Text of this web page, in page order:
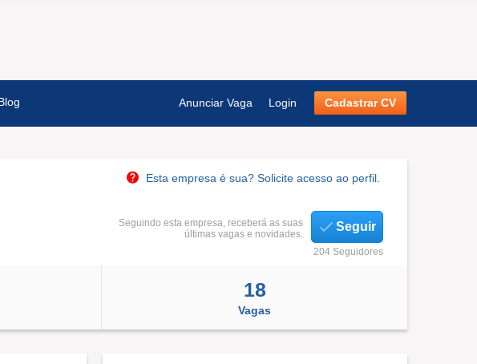
Anunciar Vaga Login Cadastrar CV
Esta empresa é sua? Solicite acesso ao perfil.
Seguindo esta empresa, receberá as suas
últimas vagas e novidades.
Seguir
204 Seguidores
18
Vagas